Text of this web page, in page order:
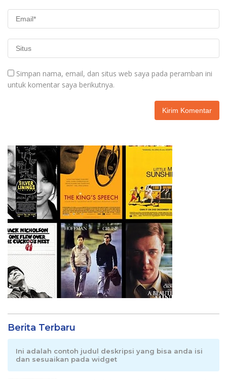
Simpan nama, email, dan situs web saya pada peramban ini
untuk komentar saya berikutnya.
Berita Terbaru
Ini adalah contoh judul deskripsi yang bisa anda isi
dan sesuaikan pada widget